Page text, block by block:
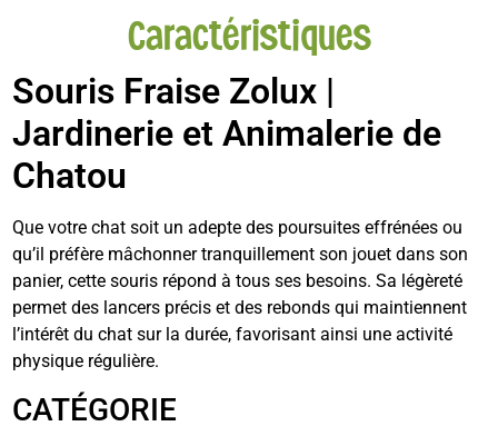
Caractéristiques
Souris Fraise Zolux |
Jardinerie et Animalerie de
Chatou
Que votre chat soit un adepte des poursuites effrénées ou
qu’il préfère mâchonner tranquillement son jouet dans son
panier, cette souris répond à tous ses besoins. Sa légèreté
permet des lancers précis et des rebonds qui maintiennent
l’intérêt du chat sur la durée, favorisant ainsi une activité
physique régulière.
CATÉGORIE